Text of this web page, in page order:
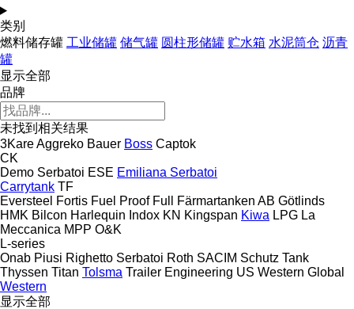
类别
燃料储存罐 工业储罐 储气罐 圆柱形储罐 贮水箱 水泥筒仓 沥青
罐
显示全部
品牌
未找到相关结果
3KareAggreko Bauer Boss Captok
CK
Demo Serbatoi ESE Emiliana Serbatoi
Carrytank TF
Eversteel Fortis Fuel Proof Full Färmartanken AB Götlinds
HMK Bilcon Harlequin Indox KN Kingspan Kiwa LPG La
Meccanica MPP O&K
L-series
Onab Piusi Righetto Serbatoi Roth SACIM Schutz Tank
Thyssen Titan Tolsma Trailer Engineering US Western Global
Western
显示全部